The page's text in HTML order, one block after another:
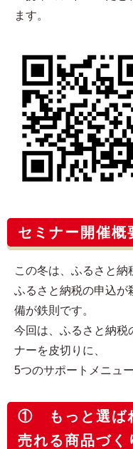
ます。
セミナー開催概
この冬は、ふるさと納
ふるさと納税の申込が
備が鉄則です。
今回は、ふるさと納税
ナーを皮切りに、
5つのサポートメニュ
① もっと選ば
売れる商品づく